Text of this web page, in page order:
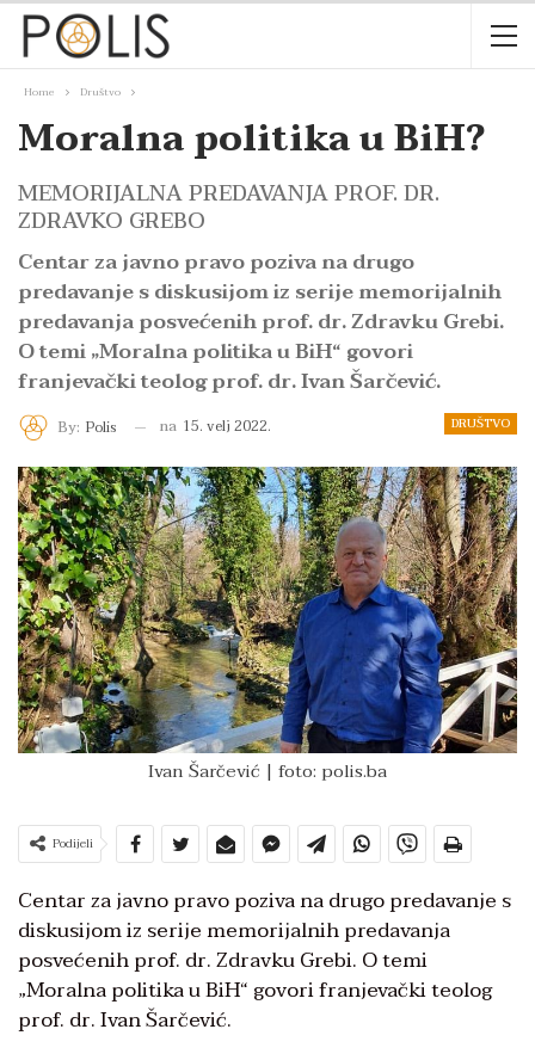
Home Društvo
Moralna politika u BiH?
MEMORIJALNA PREDAVANJA PROF. DR.
ZDRAVKO GREBO
Centar za javno pravo poziva na drugo
predavanje s diskusijom iz serije memorijalnih
predavanja posvećenih prof. dr. Zdravku Grebi.
O temi „Moralna politika u BiH“ govori
franjevački teolog prof. dr. Ivan Šarčević.
DRUŠTVO
By: Polis na 15. velj 2022.
Ivan Šarčević | foto: polis.ba
Podijeli
Centar za javno pravo poziva na drugo predavanje s
diskusijom iz serije memorijalnih predavanja
posvećenih prof. dr. Zdravku Grebi. O temi
„Moralna politika u BiH“ govori franjevački teolog
prof. dr. Ivan Šarčević.